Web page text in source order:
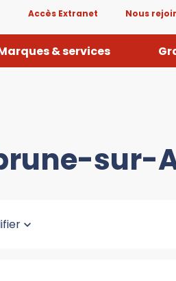
Accès Extranet Nous
& services
sur-